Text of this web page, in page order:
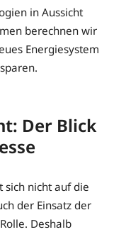
in Aussicht
berechnen wir
Energiesystem
Der Blick
sich nicht auf die
der Einsatz der
Deshalb